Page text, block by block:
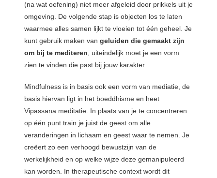
(na wat oefening) niet meer afgeleid door prikkels uit je
omgeving. De volgende stap is objecten los te laten
waarmee alles samen lijkt te vloeien tot één geheel. Je
kunt gebruik maken van geluiden die gemaakt zijn
om bij te mediteren, uiteindelijk moet je een vorm
zien te vinden die past bij jouw karakter.
Mindfulness is in basis ook een vorm van mediatie, de
basis hiervan ligt in het boeddhisme en heet
Vipassana meditatie. In plaats van je te concentreren
op één punt train je juist de geest om alle
veranderingen in lichaam en geest waar te nemen. Je
creëert zo een verhoogd bewustzijn van de
werkelijkheid en op welke wijze deze gemanipuleerd
kan worden. In therapeutische context wordt dit